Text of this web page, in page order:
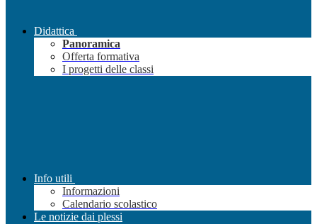
Didattica
Panoramica
Offerta formativa
I progetti delle classi
Info utili
Informazioni
Calendario scolastico
Le notizie dai plessi